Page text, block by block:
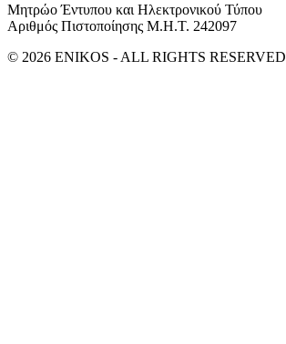
Μητρώο Έντυπου και Ηλεκτρονικού Τύπου
Αριθμός Πιστοποίησης Μ.Η.Τ. 242097
© 2026 ENIKOS - ALL RIGHTS RESERVED